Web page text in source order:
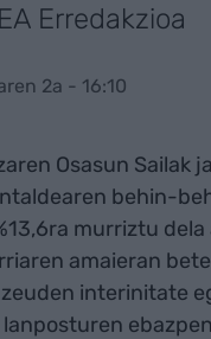
Erredakzioa
2a - 16:10
Osasun Sailak
behin-
murriztu
amaieran
interinitate